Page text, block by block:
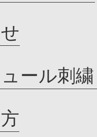
ール刺